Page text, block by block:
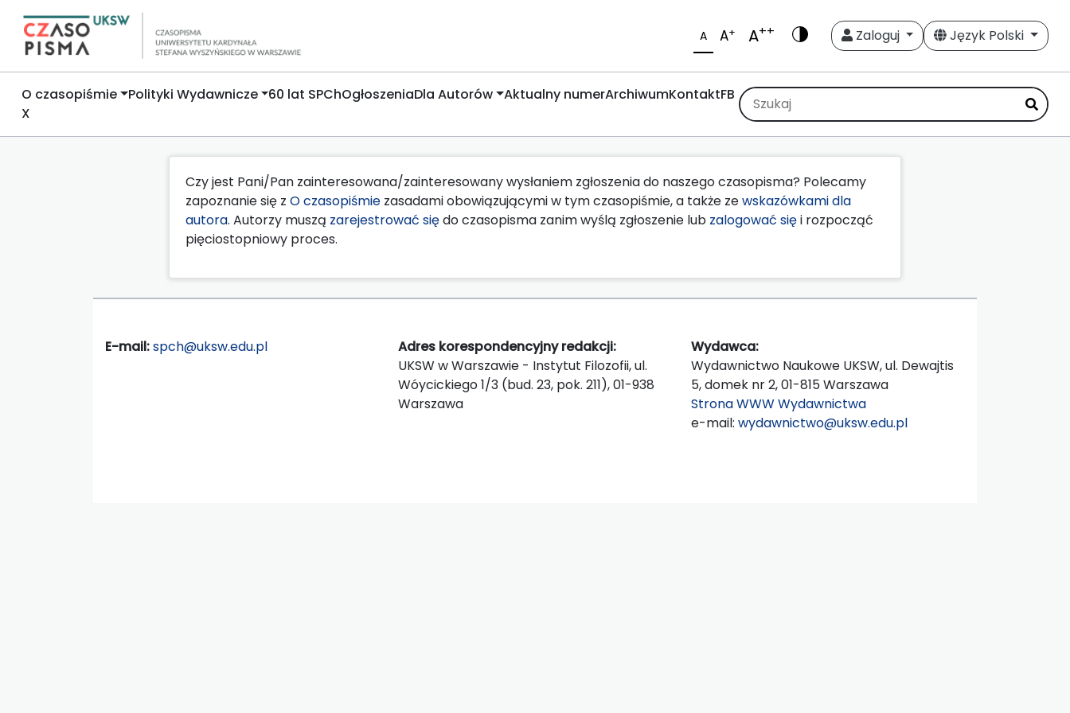
A A+ A++ Zaloguj Język Polski
O czasopiśmie Polityki Wydawnicze 60 lat SPChOgłoszeniaDla Autorów Aktualny numerArchiwumKontaktFB
X
Czy jest Pani/Pan zainteresowana/zainteresowany wysłaniem zgłoszenia do naszego czasopisma? Polecamy
zapoznanie się z O czasopiśmie zasadami obowiązującymi w tym czasopiśmie, a także zewskazówkami dla
autora. Autorzy muszą zarejestrować siędo czasopisma zanim wyślą zgłoszenie lub zalogować sięi rozpocząć
pięciostopniowy proces.
E-mail:spch@uksw.edu.pl
Adres korespondencyjny redakcji:
UKSW w Warszawie - Instytut Filozofii, ul.
Wóycickiego 1/3 (bud. 23, pok. 211), 01-938
Warszawa
Wydawca:
Wydawnictwo Naukowe UKSW, ul. Dewajtis
5, domek nr 2, 01-815 Warszawa
Strona WWW Wydawnictwa
e-mail: wydawnictwo@uksw.edu.pl